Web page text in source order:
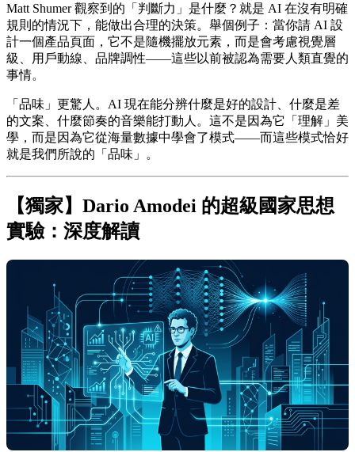
Matt Shumer 觀察到的「判斷力」是什麼？就是 AI 在沒有明確
規則的情況下，能做出合理的決策。舉個例子：當你請 AI 設
計一個產品頁面，它不是隨機擺放元素，而是會考慮視覺層
級、用戶動線、品牌調性——這些以前被認為需要人類直覺的
事情。
「品味」更驚人。AI 現在能分辨什麼是好的設計、什麼是差
的文案、什麼節奏的音樂能打動人。這不是因為它「理解」美
學，而是因為它從海量數據中學會了模式——而這些模式恰好
就是我們所說的「品味」。
【獨家】Dario Amodei 的超級國家思想
實驗：深度解讀